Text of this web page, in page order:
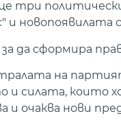
три
и
да сформира
на
и силата, които
и очаква нови